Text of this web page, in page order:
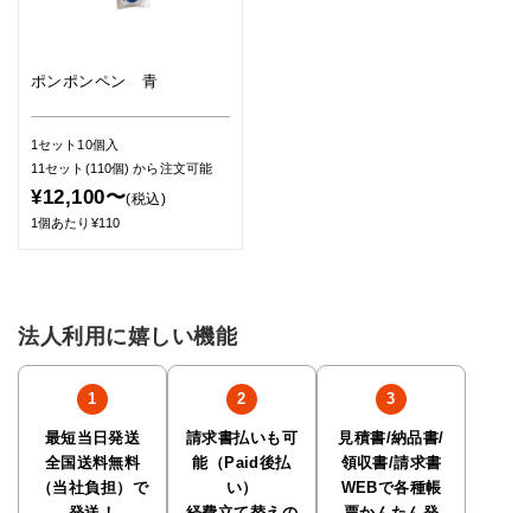
ポンポンペン 青
1セット10個入
11セット(110個)から注文可能
¥12,100〜(税込)
1個あたり¥110
法人利用に嬉しい機能
最短当日発送
全国送料無料
（当社負担）で
請求書払いも可
能（Paid後払
い）
見積書/納品書/
領収書/請求書
WEBで各種帳